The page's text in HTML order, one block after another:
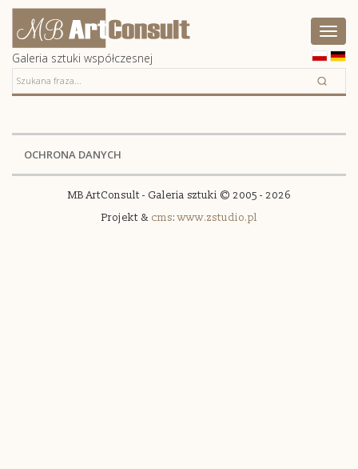
Artconsult
Galeria sztuki współczesnej
Pokaż
menu
OCHRONA DANYCH
MB ArtConsult - Galeria sztuki © 2005 - 2026
Projekt & cms:www.zstudio.pl